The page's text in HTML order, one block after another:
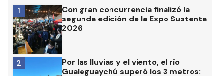
Con gran concurrencia finalizó la
segunda edición de la Expo Sustenta
2026
1
Por las lluvias y el viento, el río
Gualeguaychú superó los 3 metros:
2